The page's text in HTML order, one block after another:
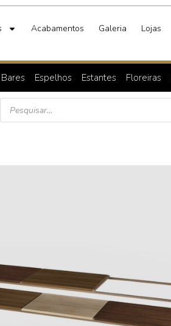
Acabamentos Galeria Lojas
Bares Espelhos Estantes Floreiras